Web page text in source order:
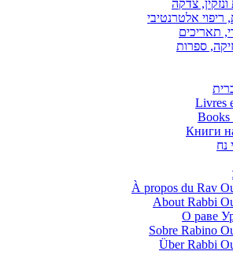
ונזקין, צדקה
ריפוי אלטרנטיבי
תאריכים
ספרות
Livres
Books
Книги
נח
À propos du Rav
About Rabbi
О раве
Sobre Rabino
Über Rabbi